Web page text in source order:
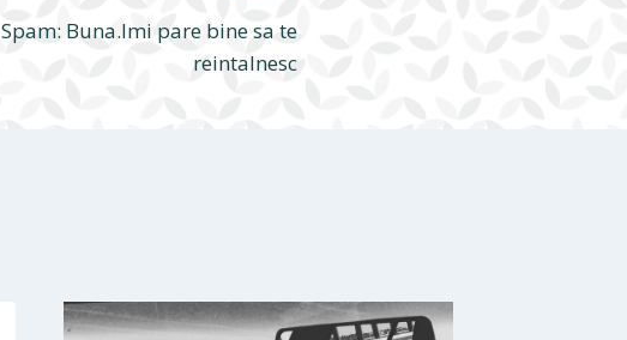
Buna.Imi pare bine sa te
reintalnesc